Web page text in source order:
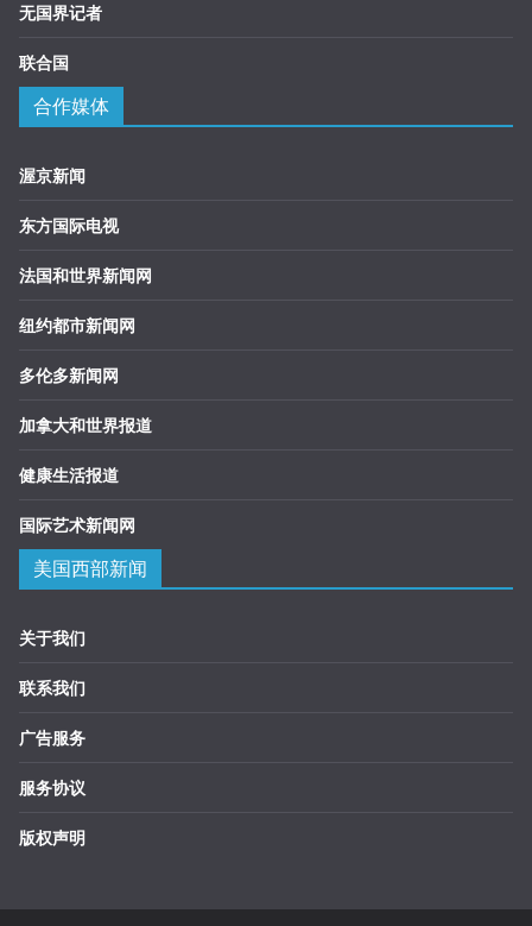
无国界记者
联合国
合作媒体
渥京新闻
东方国际电视
法国和世界新闻网
纽约都市新闻网
多伦多新闻网
加拿大和世界报道
健康生活报道
国际艺术新闻网
美国西部新闻
关于我们
联系我们
广告服务
服务协议
版权声明